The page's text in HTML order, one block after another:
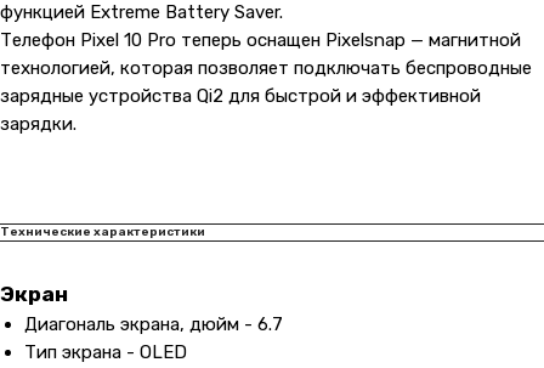
функцией Extreme Battery Saver.
Телефон Pixel 10 Pro теперь оснащен Pixelsnap — магнитной
технологией, которая позволяет подключать беспроводные
зарядные устройства Qi2 для быстрой и эффективной
зарядки.
Технические характеристики
Экран
Диагональ экрана, дюйм - 6.7
Тип экрана - OLED